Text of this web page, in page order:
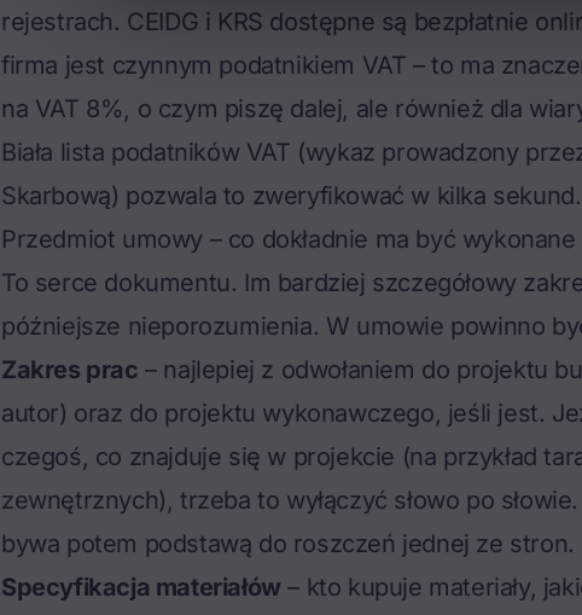
rejestrach. CEIDG i KRS dostępne są bezpłatnie
firma jest czynnym podatnikiem VAT – to ma
na VAT 8%, o czym piszę dalej, ale również dla
Biała lista podatników VAT (wykaz prowadzony
Skarbową) pozwala to zweryfikować w kilka sekund.
Przedmiot umowy – co dokładnie ma być wykonane
To serce dokumentu. Im bardziej szczegółowy
późniejsze nieporozumienia. W umowie powinno
Zakres prac – najlepiej z odwołaniem do projektu
autor) oraz do projektu wykonawczego, jeśli jest.
czegoś, co znajduje się w projekcie (na przykład
zewnętrznych), trzeba to wyłączyć słowo po
bywa potem podstawą do roszczeń jednej ze stron.
Specyfikacja materiałów– kto kupuje materiały,